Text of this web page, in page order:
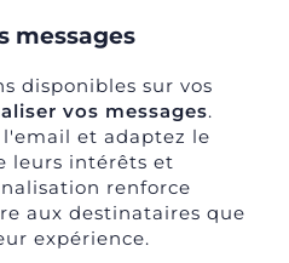
messages
disponibles sur vos
vos messages.
et adaptez le
leurs intérêts et
renforce
aux destinataires que
expérience.